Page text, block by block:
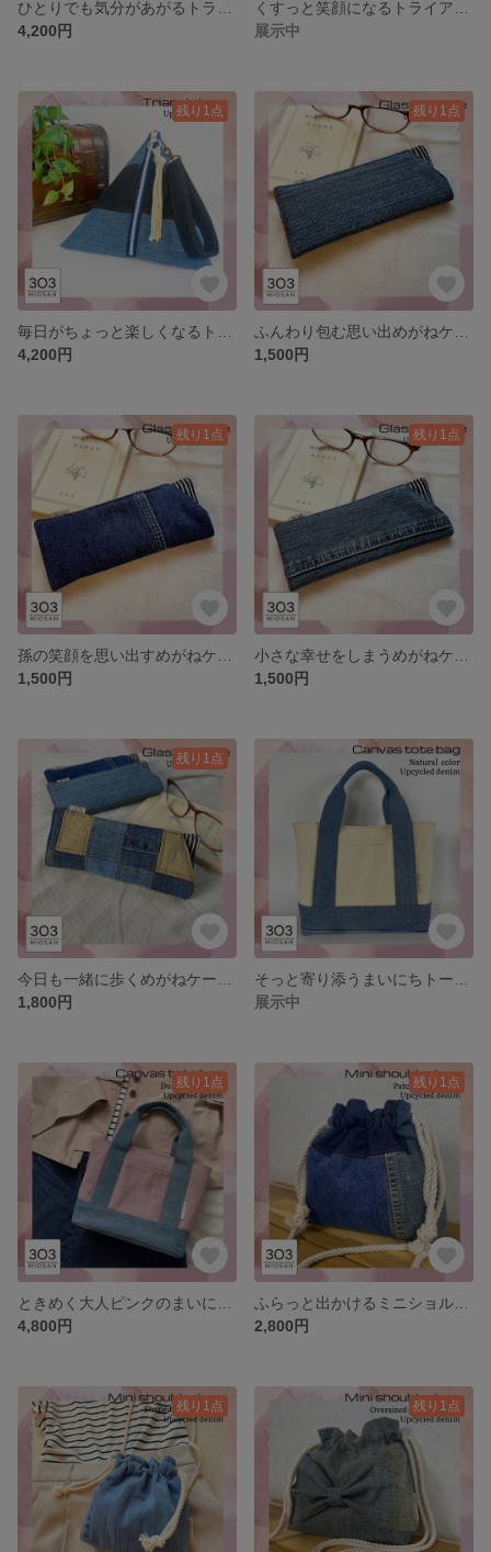
4,200円
展示中
残り1点
4,200円
残り1点
1,500円
残り1点
1,500円
残り1点
1,500円
残り1点
1,800円
展示中
残り1点
4,800円
残り1点
2,800円
残り1点 残り1点